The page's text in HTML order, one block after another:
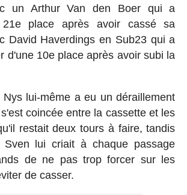
un Arthur Van den Boer qui a
place après avoir cassé sa
David Haverdings en Sub23 qui a
d'une 10e place après avoir subi la
Nys lui-même a eu un déraillement
coincée entre la cassette et les
restait deux tours à faire, tandis
lui criait à chaque passage
de ne pas trop forcer sur les
de casser.